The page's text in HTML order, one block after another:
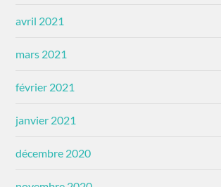
avril 2021
mars 2021
février 2021
janvier 2021
décembre 2020